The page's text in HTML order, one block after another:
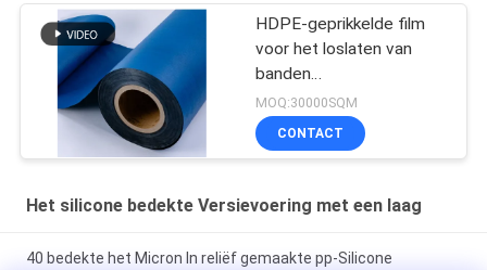
HDPE-geprikkelde film
voor het loslaten van
banden
Bitumenmembraan
MOQ:30000SQM
CONTACT
Het silicone bedekte Versievoering met een laag
40 bedekte het Micron In reliëf gemaakte pp-Silicone